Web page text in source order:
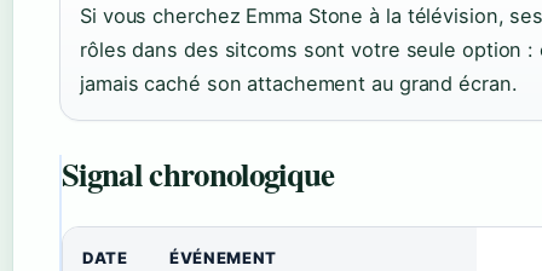
Si vous cherchez Emma Stone à la télévision,
rôles dans des sitcoms sont votre seule option :
jamais caché son attachement au grand écran.
Signal chronologique
DATE ÉVÉNEMENT